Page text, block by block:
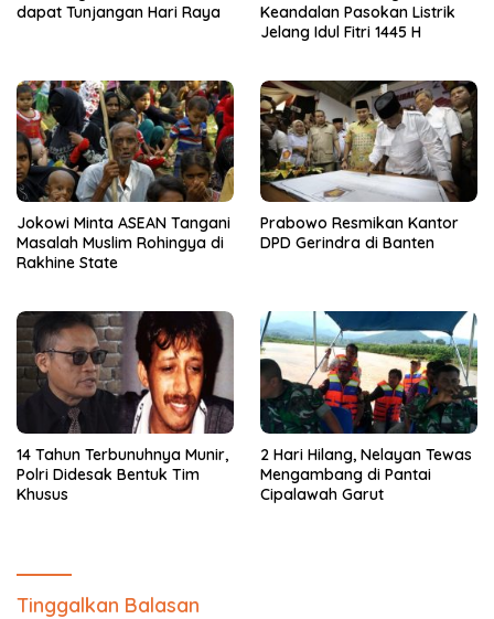
dapat Tunjangan Hari Raya
Keandalan Pasokan Listrik
Jelang Idul Fitri 1445 H
Jokowi Minta ASEAN Tangani
Masalah Muslim Rohingya di
Rakhine State
Prabowo Resmikan Kantor
DPD Gerindra di Banten
14 Tahun Terbunuhnya Munir,
Polri Didesak Bentuk Tim
Khusus
2 Hari Hilang, Nelayan Tewas
Mengambang di Pantai
Cipalawah Garut
Tinggalkan Balasan